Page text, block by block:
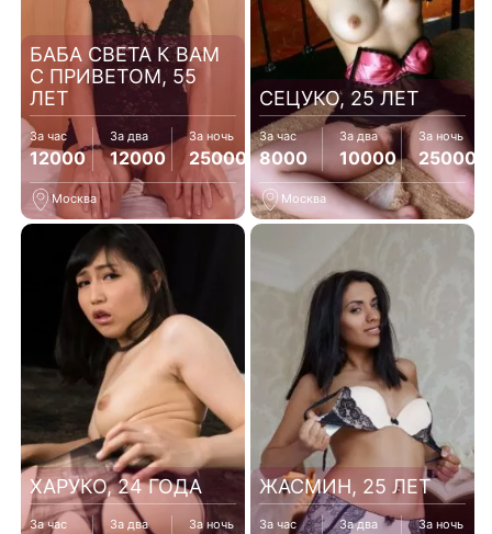
БАБА СВЕТА К ВАМ
С ПРИВЕТОМ, 55
ЛЕТ
За час
12000
За два
12000
За ночь
25000
Москва
СЕЦУКО, 25 ЛЕТ
За час
8000
За два
10000
За ночь
25000
Москва
ХАРУКО, 24 ГОДА
За час За два За ночь
ЖАСМИН, 25 ЛЕТ
За час За два За ночь